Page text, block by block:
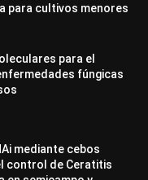
para cultivos menores
para el
fúngicas
mediante cebos
control de Ceratitis